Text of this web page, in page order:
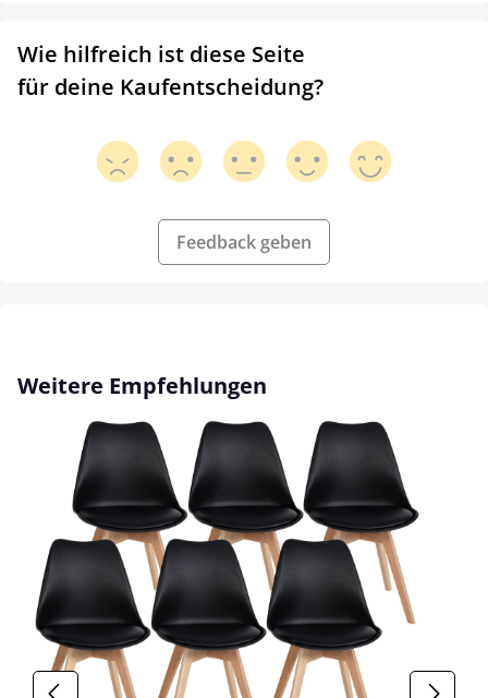
Wie hilfreich ist diese Seite
für deine Kaufentscheidung?
Feedback geben
Produktgalerie überspringen
Weitere Empfehlungen